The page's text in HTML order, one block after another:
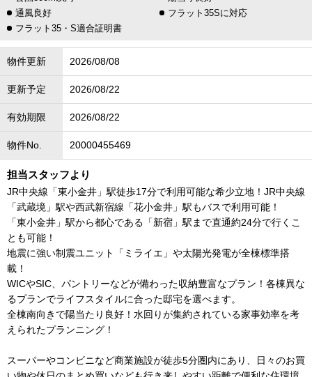
通風良好
フラット35Sに対応
フラット35・S適合証明書
物件更新 2026/08/08
更新予定 2026/08/22
有効期限 2026/08/22
物件No. 20000455469
担当スタッフより
JR中央線「東小金井」駅徒歩17分で利用可能な希少立地！JR中央線
「武蔵境」駅や西武新宿線「花小金井」駅もバスで利用可能！
「東小金井」駅から都心である「新宿」駅まで直通約24分で行くこ
とも可能！
地震に強い制震ユニット「ミライエ」や太陽光発電が全棟標準搭
載！
WICやSIC、パントリーなどが備わった収納豊富なプラン！各棟異な
るプランでライフスタイルに合った邸宅を選べます。
全棟南向きで陽当たり良好！水回りが集約されている家事効率を考
えられたプランニング！
スーパーやコンビニなど商業施設が徒歩5分圏内にあり、日々のお買